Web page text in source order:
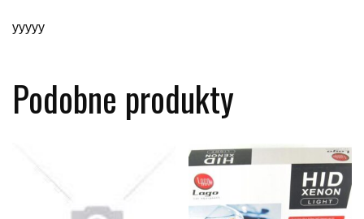
yyyyy
Podobne produkty